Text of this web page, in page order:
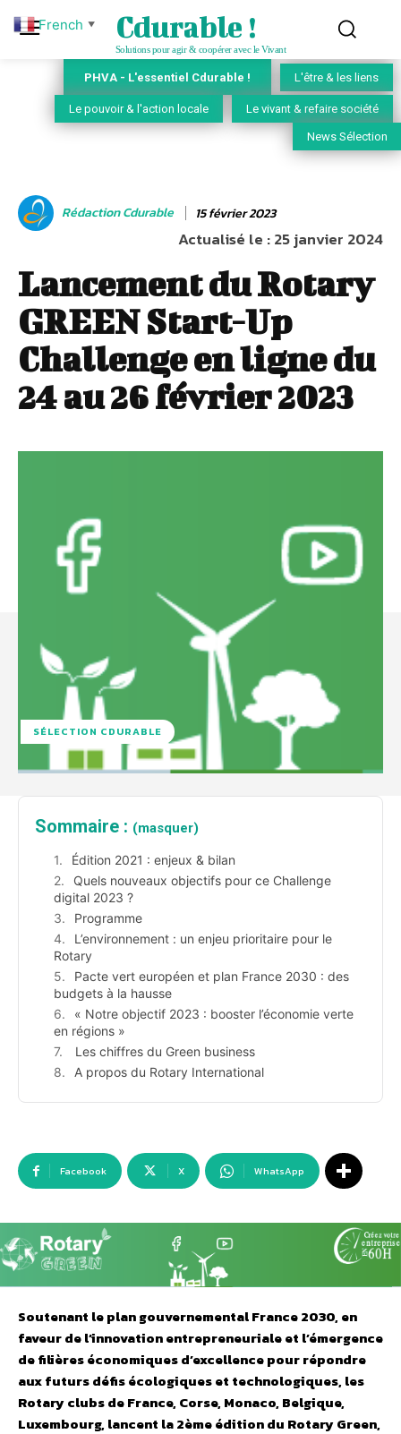
Cdurable !
Solutions pour agir & coopérer avec le Vivant
PHVA - L'essentiel Cdurable ! L'être & les liens
Le pouvoir & l'action locale Le vivant & refaire société
News Sélection
Rédaction Cdurable 15 février 2023
Actualisé le :25 janvier 2024
Lancement du Rotary
GREEN Start-Up
Challenge en ligne du
24 au 26 février 2023
SÉLECTION CDURABLE
Sommaire : (masquer)
Édition 2021 : enjeux & bilan
Quels nouveaux objectifs pour ce Challenge
digital 2023 ?
Programme
L’environnement : un enjeu prioritaire pour le
Rotary
Pacte vert européen et plan France 2030 : des
budgets à la hausse
« Notre objectif 2023 : booster l’économie verte
en régions »
Les chiffres du Green business
A propos du Rotary International
Facebook X WhatsApp
Soutenant le plan gouvernemental France 2030, en
faveur de l’innovation entrepreneuriale et l’émergence
de filières économiques d’excellence pour répondre
aux futurs défis écologiques et technologiques, les
Rotary clubs de France, Corse, Monaco, Belgique,
Luxembourg, lancent la 2ème édition du Rotary Green,
French ▼